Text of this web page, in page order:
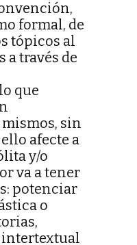
formal, de
tópicos al
a través de
que
sin
afecte a
y/o
va a tener
potenciar
o